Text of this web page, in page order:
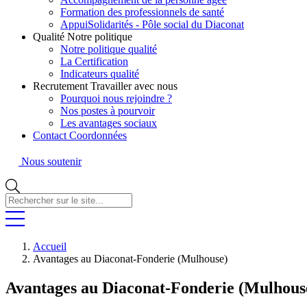
Formation des professionnels de santé
AppuiSolidarités - Pôle social du Diaconat
Qualité Notre politique
Notre politique qualité
La Certification
Indicateurs qualité
Recrutement Travailler avec nous
Pourquoi nous rejoindre ?
Nos postes à pourvoir
Les avantages sociaux
Contact Coordonnées
Nous soutenir
Rechercher
sur
le
Accueil
Avantages au Diaconat-Fonderie (Mulhouse)
Avantages au Diaconat-Fonderie